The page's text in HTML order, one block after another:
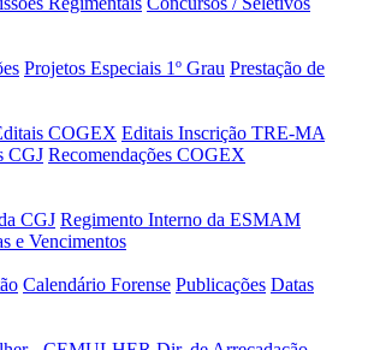
Projetos Especiais 1º Grau Prestação de
COGEX Editais Inscrição TRE-MA
CGJ Recomendações COGEX
CGJ Regimento Interno da ESMAM
e Vencimentos
Calendário Forense Publicações Datas